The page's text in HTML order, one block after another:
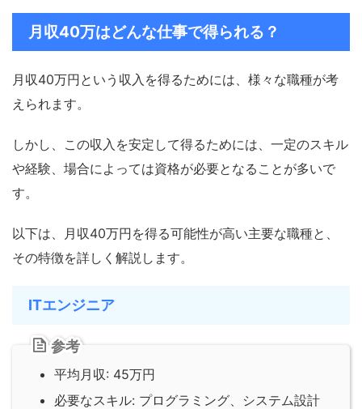
月収40万はどんな仕事で得られる？
月収40万円という収入を得るためには、様々な職種が考
えられます。
しかし、この収入を安定して得るためには、一定のスキル
や経験、場合によっては資格が必要となることが多いで
す。
以下は、月収40万円を得る可能性が高い主要な職種と、
その特徴を詳しく解説します。
ITエンジニア
参考
平均月収: 45万円
必要なスキル: プログラミング、システム設計